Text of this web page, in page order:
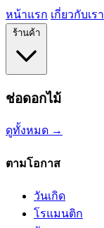
หน้าแรก เกี่ยวกับเรา
ร้านค้า
ช่อดอกไม้
ดูทั้งหมด →
ตามโอกาส
วันเกิด
โรแมนติก